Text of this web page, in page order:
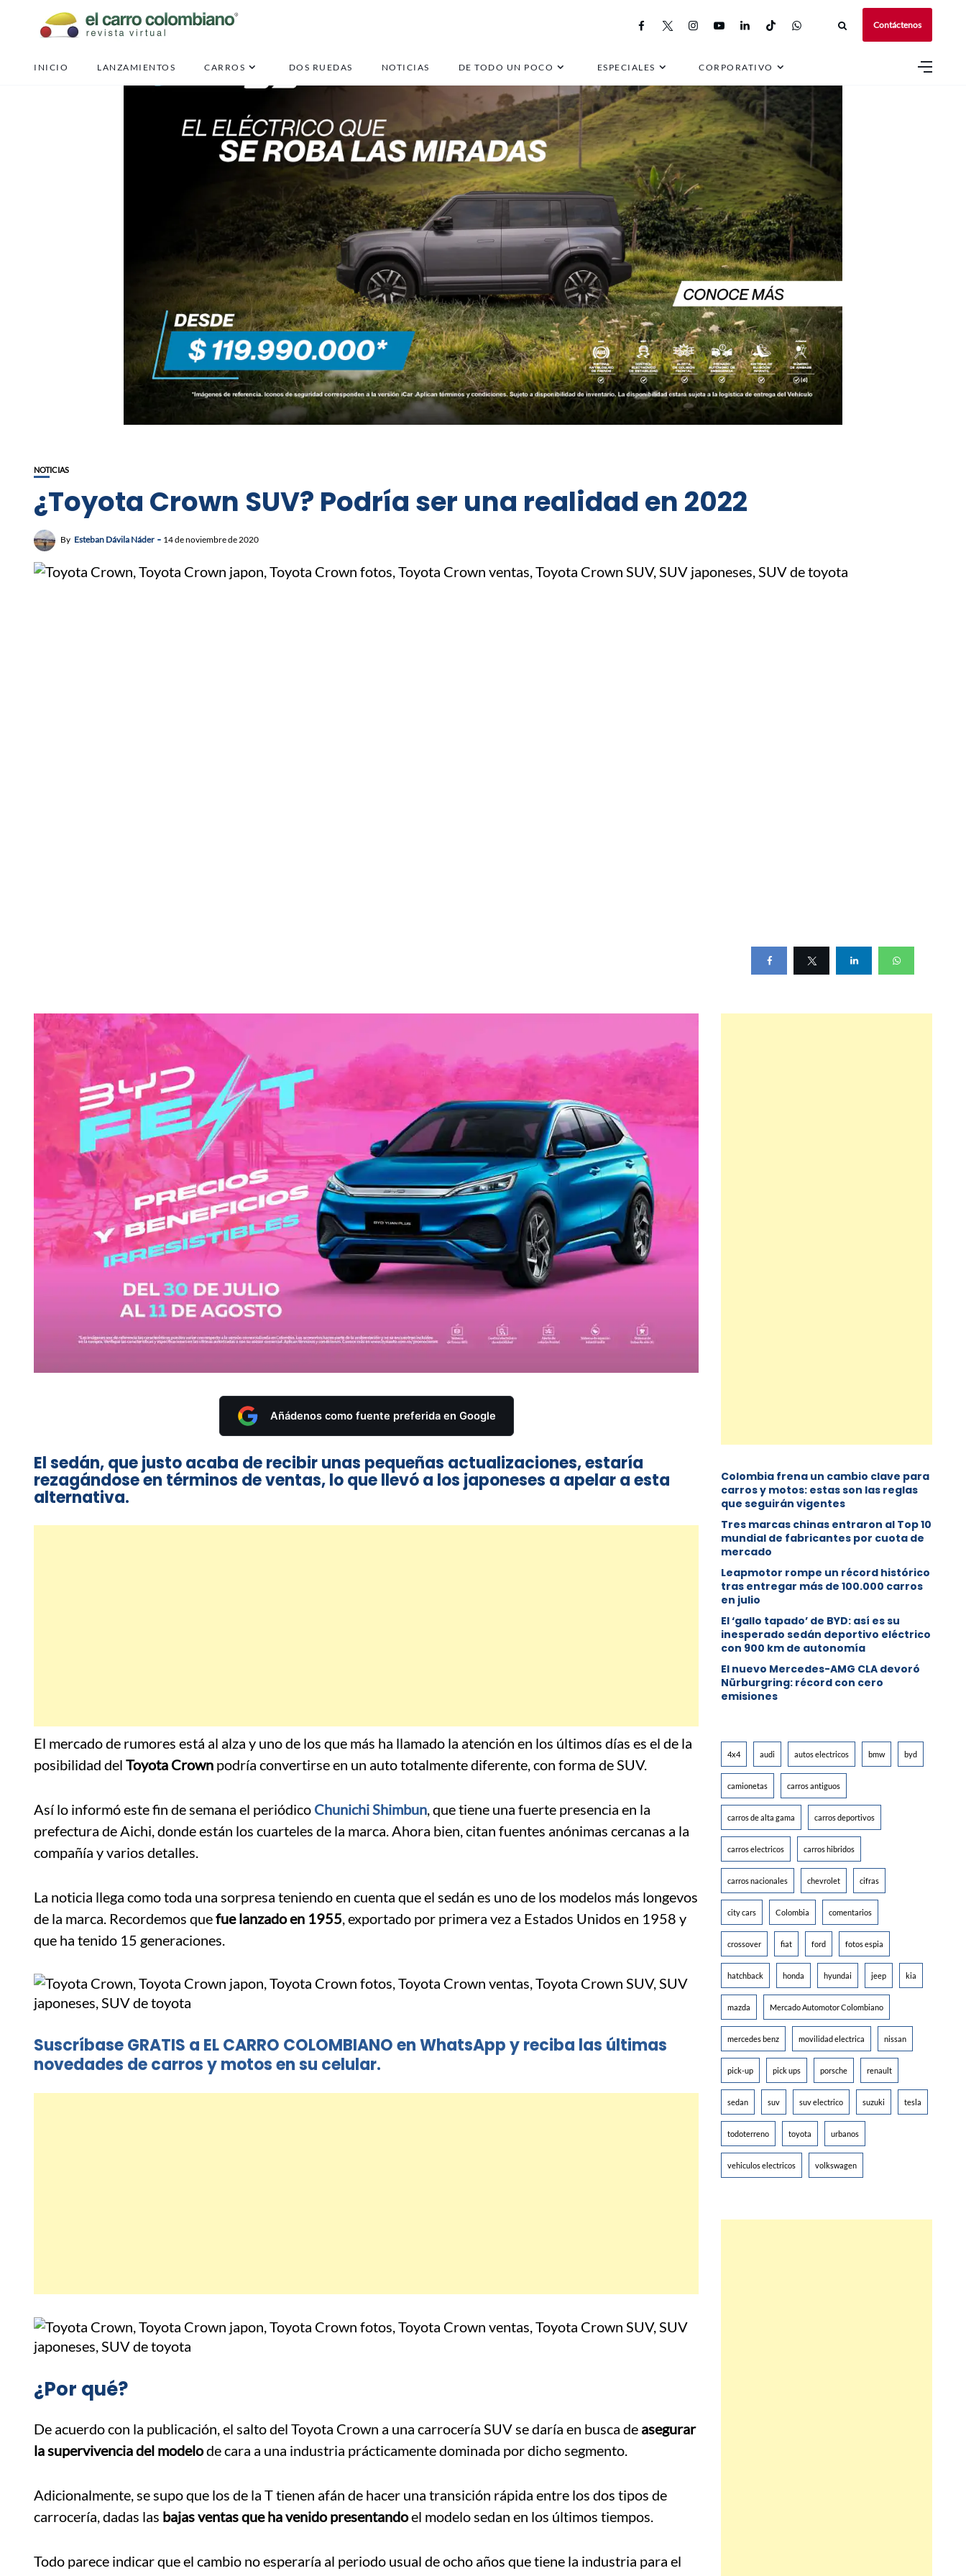
Contáctenos
INICIO LANZAMIENTOS CARROS DOS RUEDAS NOTICIAS DE TODO UN POCO ESPECIALES CORPORATIVO
NOTICIAS
¿Toyota Crown SUV? Podría ser una realidad en 2022
By Esteban Dávila Náder 14 de noviembre de 2020
Añádenos como fuente preferida en Google
El sedán, que justo acaba de recibir unas pequeñas actualizaciones, estaría
rezagándose en términos de ventas, lo que llevó a los japoneses a apelar a esta
alternativa.
El mercado de rumores está al alza y uno de los que más ha llamado la atención en los últimos días es el de la
posibilidad del Toyota Crown podría convertirse en un auto totalmente diferente, con forma de SUV.
Así lo informó este fin de semana el periódico Chunichi Shimbun, que tiene una fuerte presencia en la
prefectura de Aichi, donde están los cuarteles de la marca. Ahora bien, citan fuentes anónimas cercanas a la
compañía y varios detalles.
La noticia llega como toda una sorpresa teniendo en cuenta que el sedán es uno de los modelos más longevos
de la marca. Recordemos quefue lanzado en 1955, exportado por primera vez a Estados Unidos en 1958 y
que ha tenido 15 generaciones.
Suscríbase GRATIS a EL CARRO COLOMBIANO en WhatsApp y reciba las últimas
novedades de carros y motos en su celular.
¿Por qué?
De acuerdo con la publicación, el salto del Toyota Crown a una carrocería SUV se daría en busca de asegurar
la supervivencia del modelode cara a una industria prácticamente dominada por dicho segmento.
Adicionalmente, se supo que los de la T tienen afán de hacer una transición rápida entre los dos tipos de
carrocería, dadas las bajas ventas que ha venido presentandoel modelo sedan en los últimos tiempos.
Todo parece indicar que el cambio no esperaría al periodo usual de ocho años que tiene la industria para el
Colombia frena un cambio clave para
carros y motos: estas son las reglas
que seguirán vigentes
Tres marcas chinas entraron al Top 10
mundial de fabricantes por cuota de
mercado
Leapmotor rompe un récord histórico
tras entregar más de 100.000 carros
en julio
El ‘gallo tapado’ de BYD: así es su
inesperado sedán deportivo eléctrico
con 900 km de autonomía
El nuevo Mercedes-AMG CLA devoró
Nürburgring: récord con cero
emisiones
4x4 audi autos electricos bmw byd
camionetas carros antiguos
carros de alta gama carros deportivos
carros electricos carros hibridos
carros nacionales chevrolet cifras
city cars Colombia comentarios
crossover fiat ford fotos espia
hatchback honda hyundai jeep kia
mazda Mercado Automotor Colombiano
mercedes benz movilidad electrica nissan
pick-up pick ups porsche renault
sedan suv suv electrico suzuki tesla
todoterreno toyota urbanos
vehiculos electricos volkswagen